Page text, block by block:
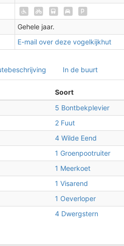
Gehele jaar.
E-mail over deze vogelkijkhut
In de buurt
Soort
5 Bontbekplevier
2 Fuut
4 Wilde Eend
1 Groenpootruiter
1 Meerkoet
1 Visarend
1 Oeverloper
4 Dwergstern